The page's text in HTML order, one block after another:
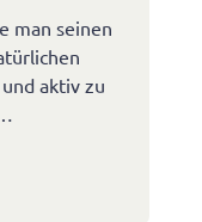
man seinen
aktiv zu